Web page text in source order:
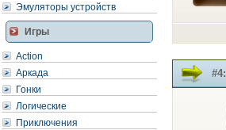
Эмуляторы устройств
Игры
Action
Аркада
Гонки
Логические
Приключения
#4: